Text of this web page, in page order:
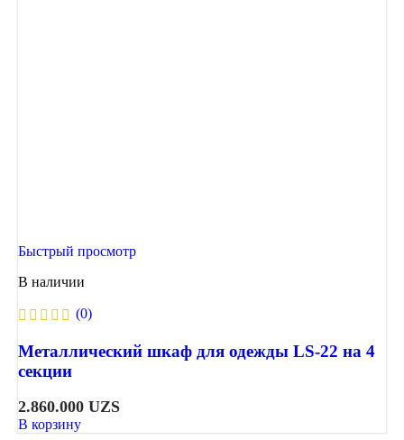
Быстрый просмотр
В наличии
(0)
Металлический шкаф для одежды LS-22 на 4
секции
2.860.000 UZS
В корзину